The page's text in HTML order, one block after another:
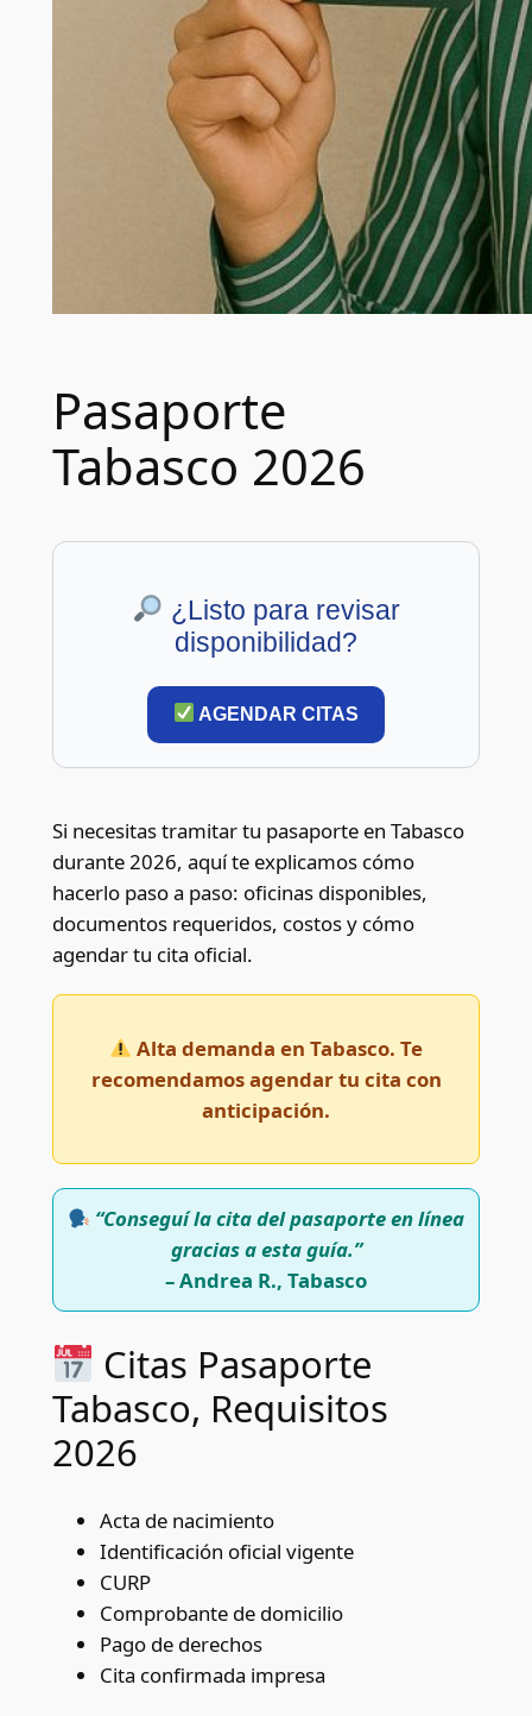
Pasaporte
Tabasco 2026
¿Listo para revisar
disponibilidad?
AGENDAR CITAS
Si necesitas tramitar tu pasaporte en Tabasco
durante 2026, aquí te explicamos cómo
hacerlo paso a paso: oficinas disponibles,
documentos requeridos, costos y cómo
agendar tu cita oficial.
Alta demanda en Tabasco. Te
recomendamos agendar tu cita con
anticipación.
“Conseguí la cita del pasaporte en línea
gracias a esta guía.”
– Andrea R., Tabasco
Citas Pasaporte
Tabasco, Requisitos
2026
Acta de nacimiento
Identificación oficial vigente
CURP
Comprobante de domicilio
Pago de derechos
Cita confirmada impresa